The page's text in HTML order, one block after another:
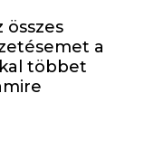
összes
a
többet